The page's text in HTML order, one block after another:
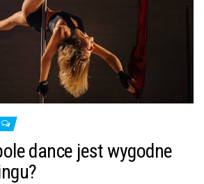
dance jest wygodne